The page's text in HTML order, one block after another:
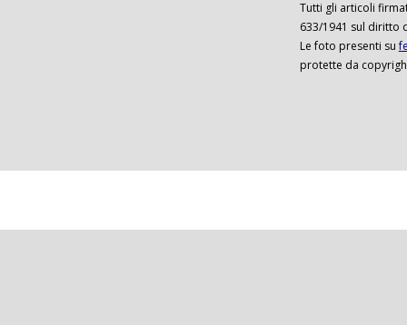
Tutti gli articoli
633/1941 sul diritto
Le foto presenti su
protette da